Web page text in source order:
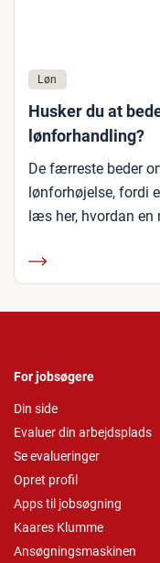
Løn
Husker du at
lønforhandling?
De færreste beder
lønforhøjelse, fordi
læs her, hvordan
For jobsøgere
Din side
Evaluer din arbejdsplads
Se evalueringer
Opret profil
Apps til jobsøgning
Kaares Klumme
Ansøgningsmaskinen